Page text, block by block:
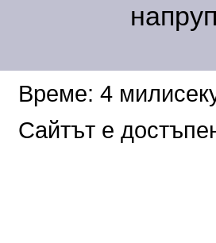
Време: 4
Сайтът е